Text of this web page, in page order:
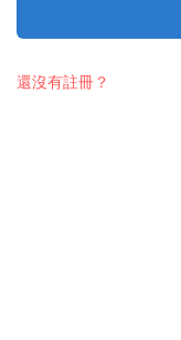
還沒有註冊？